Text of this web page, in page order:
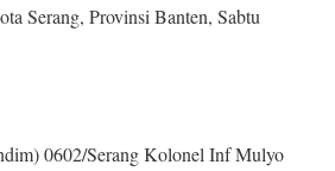
Serang, Provinsi Banten, Sabtu
0602/Serang Kolonel Inf Mulyo